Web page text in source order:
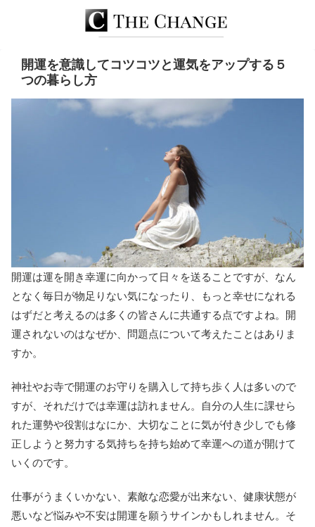
開運を意識してコツコツと運気をアップする５
つの暮らし方
開運は運を開き幸運に向かって日々を送ることですが、なん
となく毎日が物足りない気になったり、もっと幸せになれる
はずだと考えるのは多くの皆さんに共通する点ですよね。開
運されないのはなぜか、問題点について考えたことはありま
すか。
神社やお寺で開運のお守りを購入して持ち歩く人は多いので
すが、それだけでは幸運は訪れません。自分の人生に課せら
れた運勢や役割はなにか、大切なことに気が付き少しでも修
正しようと努力する気持ちを持ち始めて幸運への道が開けて
いくのです。
仕事がうまくいかない、素敵な恋愛が出来ない、健康状態が
悪いなど悩みや不安は開運を願うサインかもしれません。そ